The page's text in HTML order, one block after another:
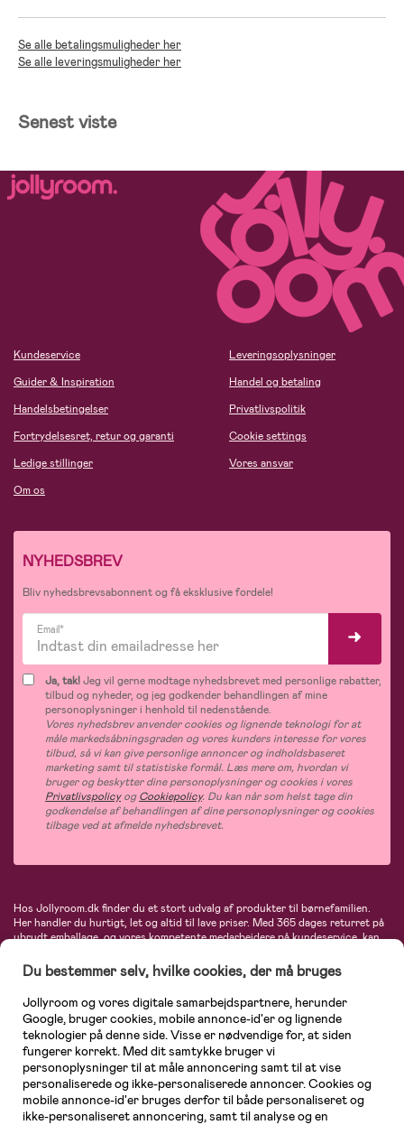
Se alle betalingsmuligheder her
Se alle leveringsmuligheder her
Senest viste
Kundeservice
Guider & Inspiration
Handelsbetingelser
Fortrydelsesret, retur og garanti
Ledige stillinger
Om os
Leveringsoplysninger
Handel og betaling
Privatlivspolitik
Cookie settings
Vores ansvar
NYHEDSBREV
Bliv nyhedsbrevsabonnent og få eksklusive fordele!
Email*
Ja, tak!Jeg vil gerne modtage nyhedsbrevet med personlige rabatter,
tilbud og nyheder, og jeg godkender behandlingen af mine
personoplysninger i henhold til nedenstående.
Vores nyhedsbrev anvender cookies og lignende teknologi for at
måle markedsåbningsgraden og vores kunders interesse for vores
tilbud, så vi kan give personlige annoncer og indholdsbaseret
marketing samt til statistiske formål. Læs mere om, hvordan vi
bruger og beskytter dine personoplysninger og cookies i vores
PrivatlivspolicyogCookiepolicy. Du kan når som helst tage din
godkendelse af behandlingen af dine personoplysninger og cookies
tilbage ved at afmelde nyhedsbrevet.
Hos Jollyroom.dk finder du et stort udvalg af produkter til børnefamilien.
Her handler du hurtigt, let og altid til lave priser. Med 365 dages returret på
ubrudt emballage, og vores kompetente medarbejdere på kundeservice, kan
barnevogne, autostole, børne- og babytøj, produkter til gravide og ammende
mødre, indretning og inspiration, legetøj, babyudstyr og meget mere. Vi
tilbyder produkter fra velkendte varemærker som Britax, Maxi-Cosi, Baby
Jogger, BabyBjörn, Didriksons, KidKraft, Ergobaby, Phillips Avent, Neonate,
Cybex, LEGO og mange flere. Kort sagt - et kæmpe sortiment venter på dig!
Du bestemmer selv, hvilke cookies, der må bruges
Jollyroom og vores digitale samarbejdspartnere, herunder
Google, bruger cookies, mobile annonce-id'er og lignende
teknologier på denne side. Visse er nødvendige for, at siden
fungerer korrekt. Med dit samtykke bruger vi
personoplysninger til at måle annoncering samt til at vise
personaliserede og ikke-personaliserede annoncer. Cookies og
mobile annonce-id'er bruges derfor til både personaliseret og
ikke-personaliseret annoncering, samt til analyse og en